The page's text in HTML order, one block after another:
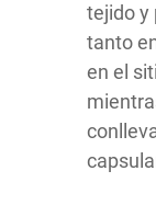
tejidoy
tanto
en el